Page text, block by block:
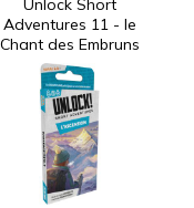
Unlock Short
Adventures 11 - le
Chant des Embruns